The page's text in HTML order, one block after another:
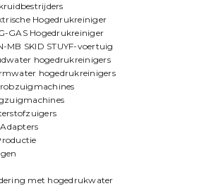
Hogedrukreiniger
GAS Hogedrukreiniger
MB SKID STUYF-voertuig
hogedrukreinigers
hogedrukreinigers
met hogedrukwater